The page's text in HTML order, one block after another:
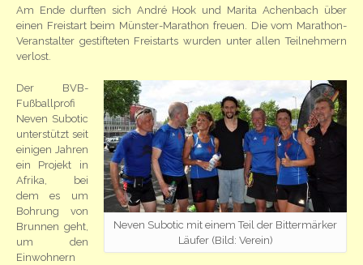
Am Ende durften sich André Hook und Marita Achenbach über
einen Freistart beim Münster-Marathon freuen. Die vom Marathon-
Veranstalter gestifteten Freistarts wurden unter allen Teilnehmern
verlost.
Neven Subotic mit einem Teil der Bittermärker
Läufer (Bild: Verein)
Der BVB-
Fußballprofi
Neven Subotic
unterstützt seit
einigen Jahren
ein Projekt in
Afrika, bei
dem es um
Bohrung von
Brunnen geht,
um den
Einwohnern